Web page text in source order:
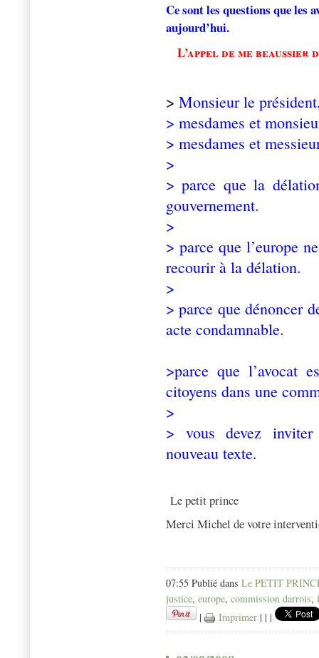
Ce sont les questions que les
aujourd’hui.
L’appel de me
> Monsieur le
> mesdames et
> mesdames et
>
> parce que la
gouvernement.
>
> parce que l’europe
recourir à la délation.
>
> parce que dénoncer
acte condamnable.
>parce que l’avocat
citoyens dans une
>
> vous devez
nouveau texte.
Le petit prince
Merci Michel de votre
07:55 Publié dans Le PETIT
justice, europe, commission darrois,
|
Imprimer | | |